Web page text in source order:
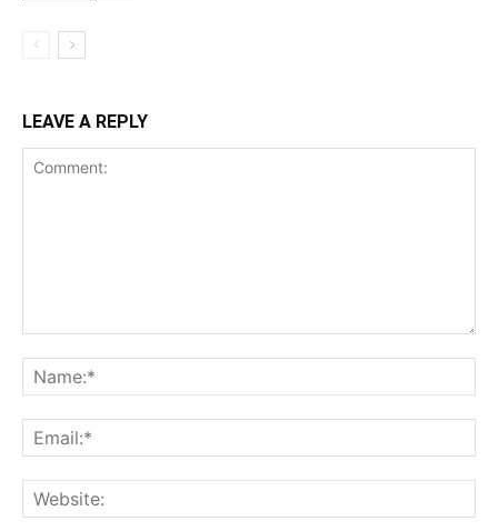
LEAVE A REPLY